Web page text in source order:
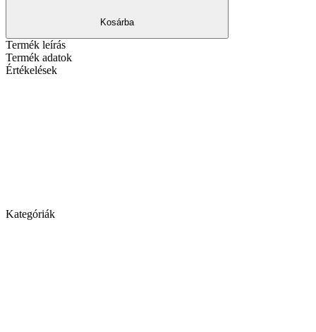
Kosárba
Termék leírás
Termék adatok
Értékelések
Kategóriák